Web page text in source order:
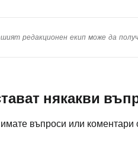
редакционен екип може да
някакви
въпроси или коментари